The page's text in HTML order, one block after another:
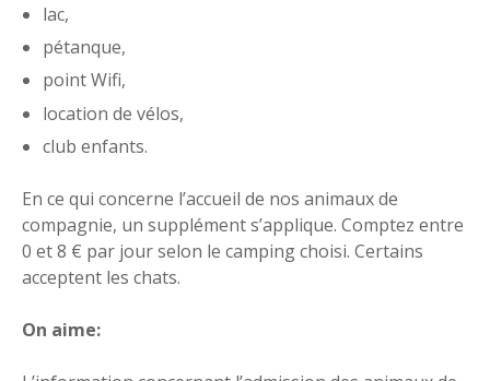
lac,
pétanque,
point Wifi,
location de vélos,
club enfants.
En ce qui concerne l’accueil de nos animaux de
compagnie, un supplément s’applique. Comptez entre
0 et 8 € par jour selon le camping choisi. Certains
acceptent les chats.
On aime: